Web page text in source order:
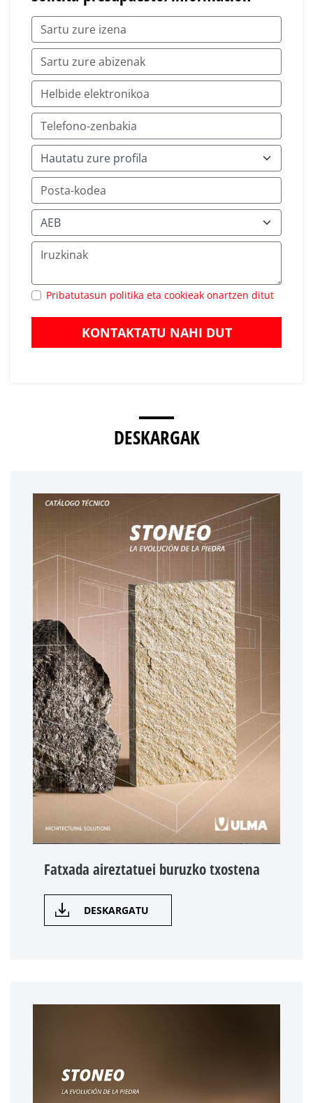
Pribatutasun politika eta cookieak onartzen ditut
KONTAKTATU NAHI DUT
DESKARGAK
Fatxada aireztatuei buruzko txostena
DESKARGATU